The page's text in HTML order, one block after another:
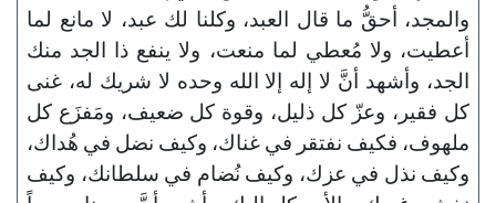
والمجد، أحقُّ ما قال العبد، وكلنا لك عبد، لا مانع لما
أعطيت، ولا مُعطي لما منعت، ولا ينفع ذا الجد منك
الجد، وأشهد أنَّ لا إله إلا الله وحده لا شريك له، غنى
كل فقير، وعزّ كل ذليل، وقوة كل ضعيف، ومَفزَع كل
ملهوف، فكيف نفتقر في غناك، وكيف نضل في هُداك،
وكيف نذل في عزك، وكيف نُضام في سلطانك، وكيف